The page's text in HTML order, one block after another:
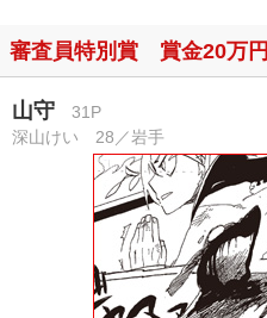
審査員特別賞 賞金20万円
山守 31P
深山けい 28／岩手